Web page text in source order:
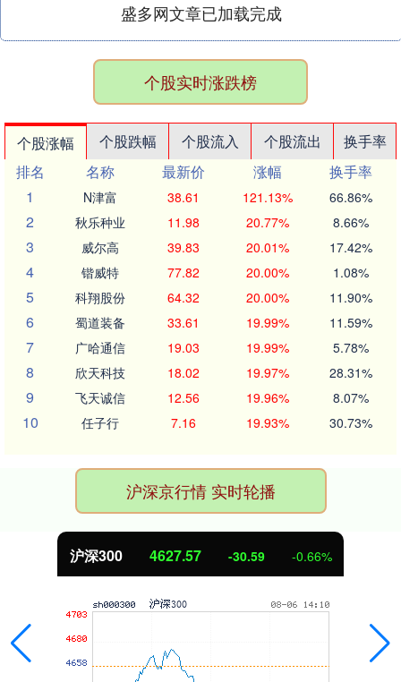
盛多网文章已加载完成
个股实时涨跌榜
个股涨幅 个股跌幅 个股流入 个股流出
换手率
排名
名称 最新价 涨幅
换手率
1
N津富 38.61 121.13% 66.86%
2 秋乐种业 11.98 20.77% 8.66%
3 威尔高 39.83 20.01% 17.42%
4 锴威特 77.82 20.00% 1.08%
5 科翔股份 64.32 20.00% 11.90%
6 蜀道装备 33.61 19.99% 11.59%
7 广哈通信 19.03 19.99% 5.78%
8 欣天科技 18.02 19.97% 28.31%
9 飞天诚信 12.56 19.96% 8.07%
10 任子行 7.16 19.93% 30.73%
沪深京行情 实时轮播
沪深300 4627.57 -30.59 -0.66%